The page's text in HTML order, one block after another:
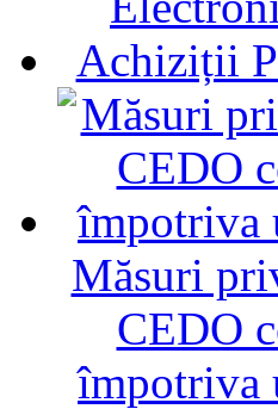
Măsuri
CEDO
împotriva